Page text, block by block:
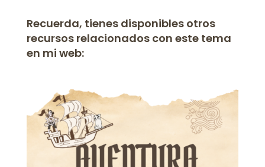
Recuerda, tienes disponibles otros
recursos relacionados con este tema
en mi web: